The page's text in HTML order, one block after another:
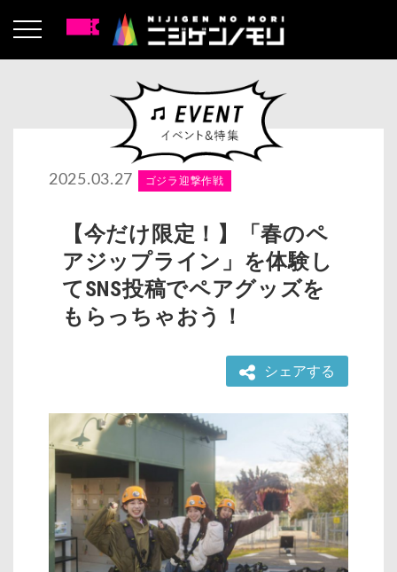
2025.03.27 ゴジラ迎撃作戦
【今だけ限定！】「春のペ
アジップライン」を体験し
てSNS投稿でペアグッズを
もらっちゃおう！
シェアする